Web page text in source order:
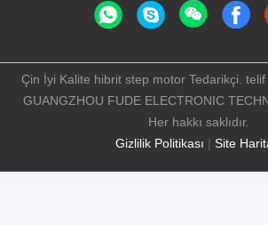
Gizlilik Politikası | Site
Çin İyi Kalite hibrit step motor Tedarikçi.
GUANGZHOU FUDE ELECTRONIC
Her hakkı saklıdır.